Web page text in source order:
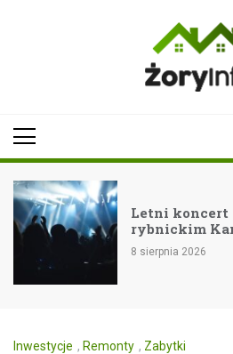
Letni koncert
rybnickim
8 sierpnia 2026
Inwestycje , Remonty , Zabytki